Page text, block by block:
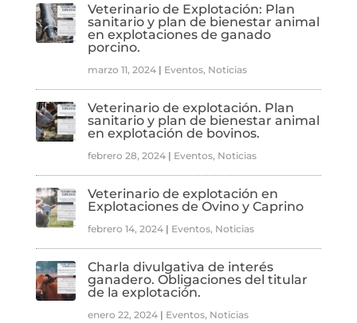
Veterinario de Explotación: Plan
sanitario y plan de bienestar animal
en explotaciones de ganado
porcino.
marzo 11, 2024| Eventos, Noticias
Veterinario de explotación. Plan
sanitario y plan de bienestar animal
en explotación de bovinos.
febrero 28, 2024| Eventos, Noticias
Veterinario de explotación en
Explotaciones de Ovino y Caprino
febrero 14, 2024| Eventos, Noticias
Charla divulgativa de interés
ganadero. Obligaciones del titular
de la explotación.
enero 22, 2024| Eventos, Noticias